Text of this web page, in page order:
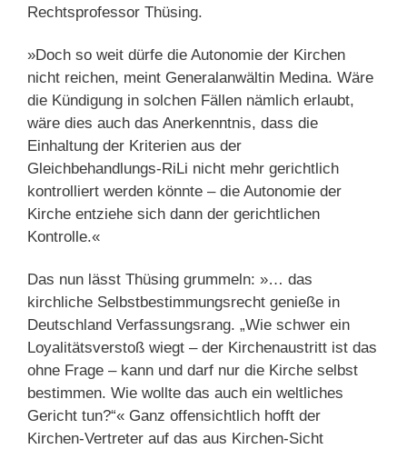
Rechtsprofessor Thüsing.
»Doch so weit dürfe die Autonomie der Kirchen
nicht reichen, meint Generalanwältin Medina. Wäre
die Kündigung in solchen Fällen nämlich erlaubt,
wäre dies auch das Anerkenntnis, dass die
Einhaltung der Kriterien aus der
Gleichbehandlungs-RiLi nicht mehr gerichtlich
kontrolliert werden könnte – die Autonomie der
Kirche entziehe sich dann der gerichtlichen
Kontrolle.«
Das nun lässt Thüsing grummeln: »… das
kirchliche Selbstbestimmungsrecht genieße in
Deutschland Verfassungsrang. „Wie schwer ein
Loyalitätsverstoß wiegt – der Kirchenaustritt ist das
ohne Frage – kann und darf nur die Kirche selbst
bestimmen. Wie wollte das auch ein weltliches
Gericht tun?“« Ganz offensichtlich hofft der
Kirchen-Vertreter auf das aus Kirchen-Sicht